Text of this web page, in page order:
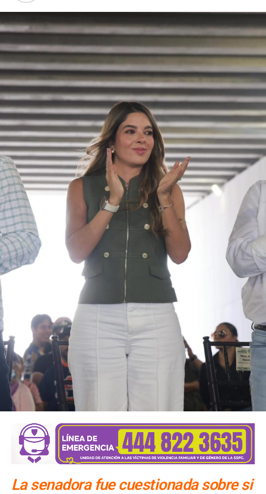
” desarrollado con el objetivo de encontrar líneas
procesales que permitan el esclarecimiento de los
hechos.
Este arresto reactiva el proceso en contra deAguirre
Rivero, quien ocupó la gubernatura de la entidad desde
2011
y presentó su renuncia al cargo en 2014, derivado de
la crisis institucional originada por ladesaparición
de los
normalistas. Desde el inicio de las primeras carpetas de
investigación, el exmandatario
negó reiteradamente
estar implicado en el caso que hoy motiva su detención.
El periodismo se firma: Ruth González
La senadora fue cuestionada sobre si